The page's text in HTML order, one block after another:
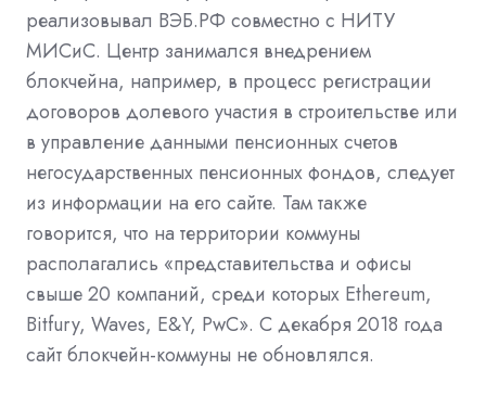
реализовывал ВЭБ.РФ совместно с НИТУ
МИСиС. Центр занимался внедрением
блокчейна, например, в процесс регистрации
договоров долевого участия в строительстве или
в управление данными пенсионных счетов
негосударственных пенсионных фондов, следует
из информации на его сайте. Там также
говорится, что на территории коммуны
располагались «представительства и офисы
свыше 20 компаний, среди которых Ethereum,
Bitfury, Waves, E&Y, PwC». С декабря 2018 года
сайт блокчейн-коммуны не обновлялся.